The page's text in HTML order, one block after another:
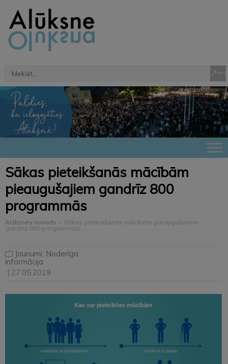
Sākas pieteikšanās mācībām
pieaugušajiem gandrīz 800
programmās
Alūksnes novads > Sākas pieteikšanās mācībām pieaugušajiem
gandrīz 800 programmās
Jaunumi Noderīga
informācija
| 27.05.2019